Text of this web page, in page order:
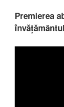
Premierea